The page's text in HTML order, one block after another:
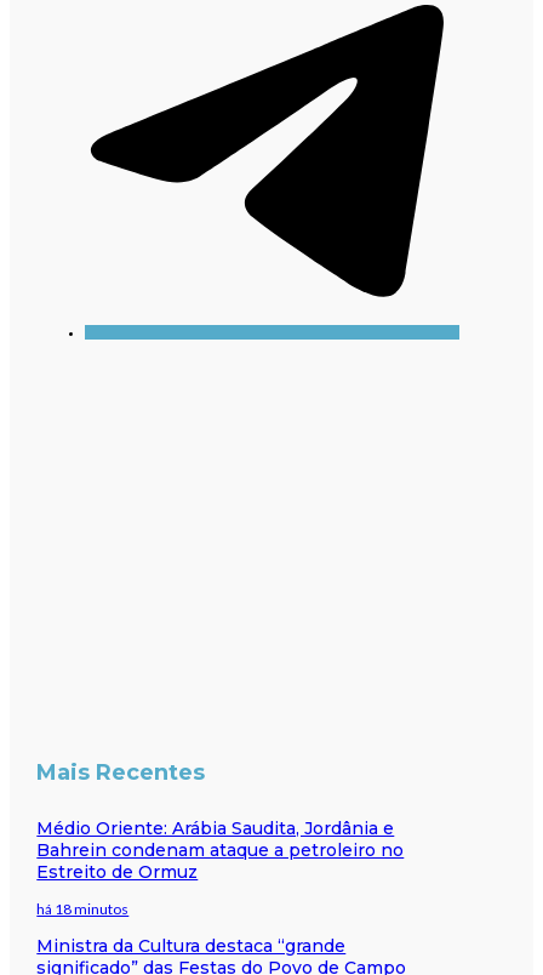
Mais Recentes
Médio Oriente: Arábia Saudita, Jordânia e
Bahrein condenam ataque a petroleiro no
Estreito de Ormuz
há 18 minutos
Ministra da Cultura destaca “grande
significado” das Festas do Povo de Campo